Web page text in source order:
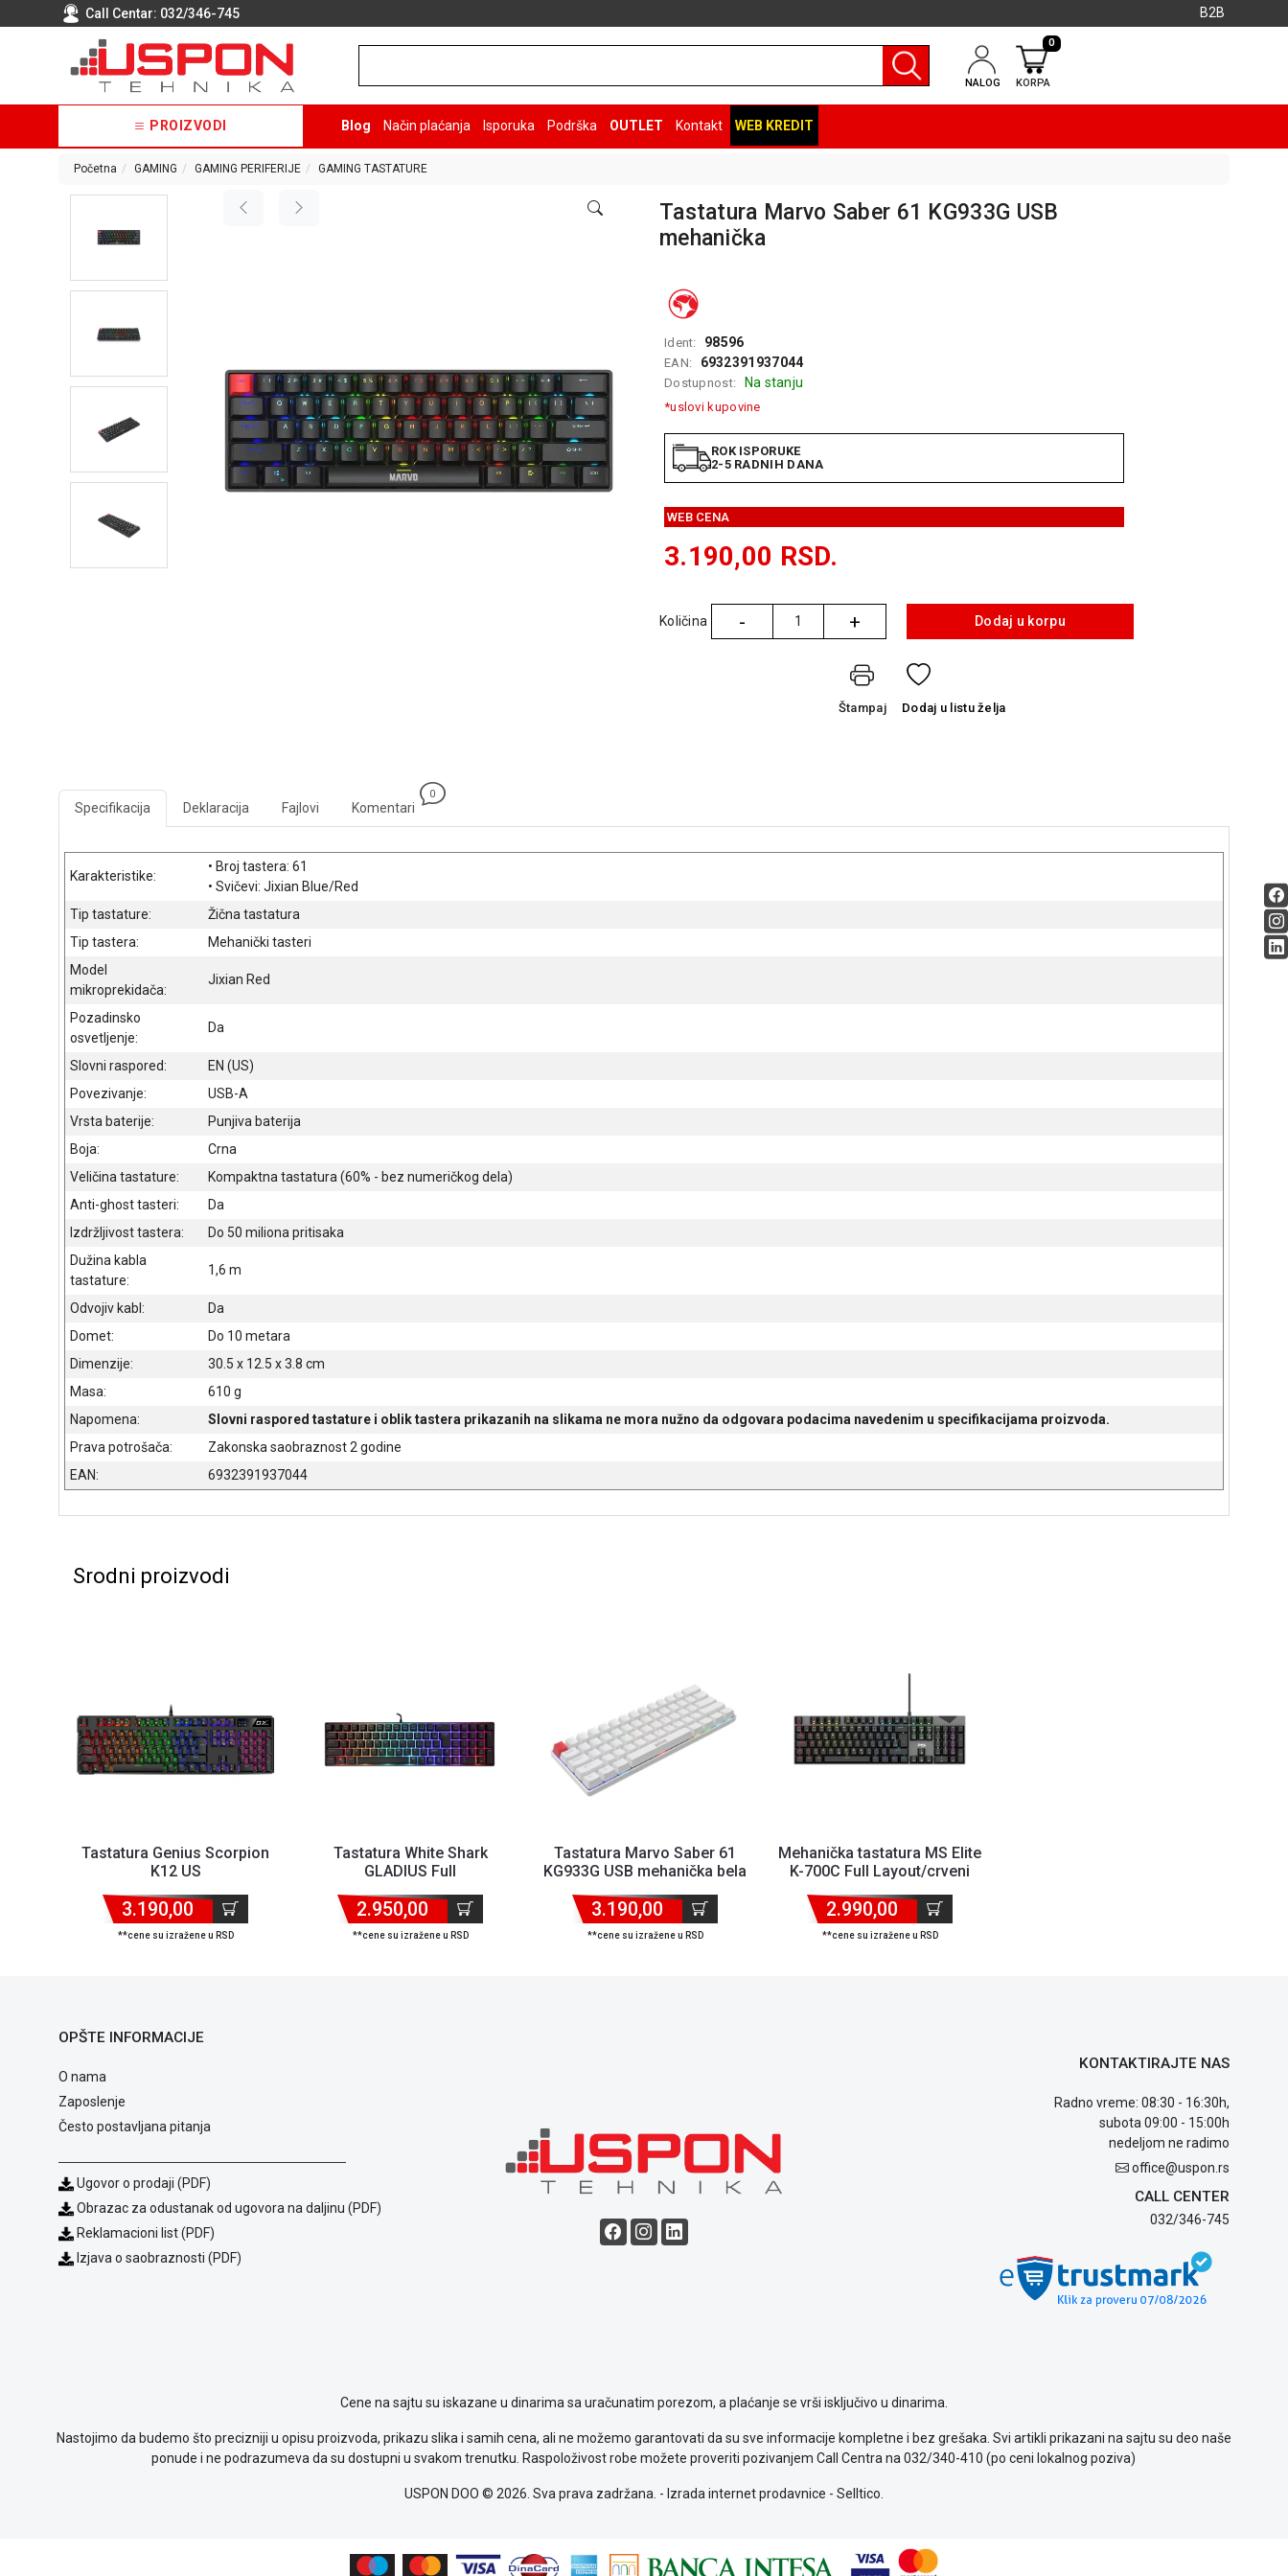
Call Centar: 032/346-745 B2B
NALOG KORPA
0
PROIZVODI Blog Način plaćanja Isporuka Podrška OUTLET Kontakt WEB KREDIT
Početna GAMING GAMING PERIFERIJE GAMING TASTATURE
Tastatura Marvo Saber 61 KG933G USB
mehanička
Ident: 98596
EAN: 6932391937044
Dostupnost: Na stanju
*uslovi kupovine
ROK ISPORUKE
2-5 RADNIH DANA
WEB CENA
3.190,00 RSD.
Količina - + Dodaj u korpu
Štampaj Dodaj u listu želja
Specifikacija Deklaracija Fajlovi Komentari
0
Karakteristike:
• Broj tastera: 61
• Svičevi: Jixian Blue/Red
Tip tastature:
Žična tastatura
Tip tastera:
Mehanički tasteri
Model
mikroprekidača:
Jixian Red
Pozadinsko
osvetljenje:
Da
Slovni raspored:
EN (US)
Povezivanje:
USB-A
Vrsta baterije:
Punjiva baterija
Boja:
Crna
Veličina tastature:
Kompaktna tastatura (60% - bez numeričkog dela)
Anti-ghost tasteri:
Da
Izdržljivost tastera:
Do 50 miliona pritisaka
Dužina kabla
tastature:
1,6 m
Odvojiv kabl:
Da
Domet:
Do 10 metara
Dimenzije:
30.5 x 12.5 x 3.8 cm
Masa:
610 g
Napomena:
Slovni raspored tastature i oblik tastera prikazanih na slikama ne mora nužno da odgovara podacima navedenim u specifikacijama proizvoda.
Prava potrošača:
Zakonska saobraznost 2 godine
EAN:
6932391937044
Srodni proizvodi
Tastatura Genius Scorpion
K12 US
3.190,00
**cene su izražene u RSD
Tastatura White Shark
GLADIUS Full
2.950,00
**cene su izražene u RSD
Tastatura Marvo Saber 61
KG933G USB mehanička bela
3.190,00
**cene su izražene u RSD
Mehanička tastatura MS Elite
K-700C Full Layout/crveni
2.990,00
**cene su izražene u RSD
OPŠTE INFORMACIJE
O nama
Zaposlenje
Često postavljana pitanja
Ugovor o prodaji (PDF)
Obrazac za odustanak od ugovora na daljinu (PDF)
Reklamacioni list (PDF)
Izjava o saobraznosti (PDF)
KONTAKTIRAJTE NAS
Radno vreme: 08:30 - 16:30h,
subota 09:00 - 15:00h
nedeljom ne radimo
office@uspon.rs
CALL CENTER
032/346-745
Cene na sajtu su iskazane u dinarima sa uračunatim porezom, a plaćanje se vrši isključivo u dinarima.
Nastojimo da budemo što precizniji u opisu proizvoda, prikazu slika i samih cena, ali ne možemo garantovati da su sve informacije kompletne i bez grešaka. Svi artikli prikazani na sajtu su deo naše
ponude i ne podrazumeva da su dostupni u svakom trenutku. Raspoloživost robe možete proveriti pozivanjem Call Centra na 032/340-410 (po ceni lokalnog poziva)
USPON DOO © 2026. Sva prava zadržana. - Izrada internet prodavnice - Selltico.